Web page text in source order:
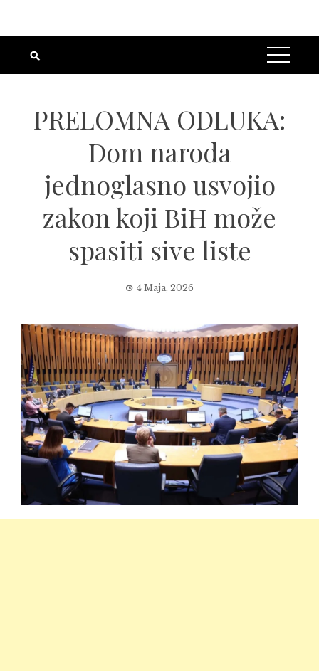
PRELOMNA ODLUKA:
Dom naroda
jednoglasno usvojio
zakon koji BiH može
spasiti sive liste
4 Maja, 2026